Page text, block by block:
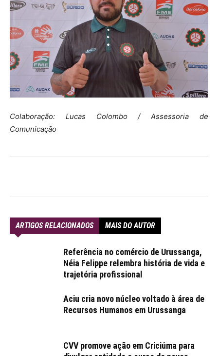
Colaboração: Lucas Colombo / Assessoria de
Comunicação
ARTIGOS RELACIONADOS MAIS DO AUTOR
Referência no comércio de Urussanga,
Néia Felippe relembra história de vida e
trajetória profissional
Aciu cria novo núcleo voltado à área de
Recursos Humanos em Urussanga
CVV promove ação em Criciúma para